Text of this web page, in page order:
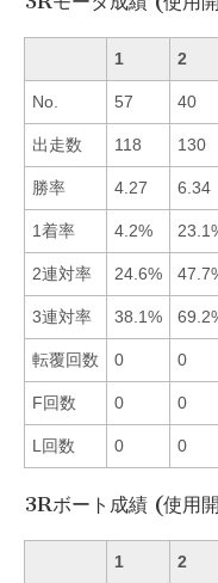
1 2
No. 57 40
出走数 118 130
勝率 4.27 6.34
1着率 4.2%
2連対率 24.6%
3連対率 38.1%
転覆回数 0 0
F回数 0 0
L回数 0 0
3Rボート成績 (使用
1 2